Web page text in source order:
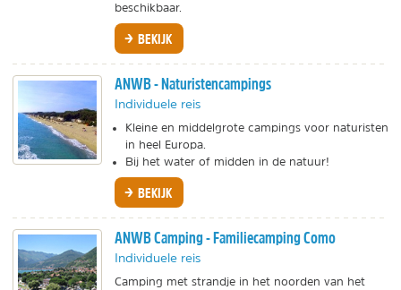
beschikbaar.
BEKIJK
ANWB - Naturistencampings
Individuele reis
Kleine en middelgrote campings voor naturisten
in heel Europa.
Bij het water of midden in de natuur!
BEKIJK
ANWB Camping - Familiecamping Como
Individuele reis
Camping met strandje in het noorden van het